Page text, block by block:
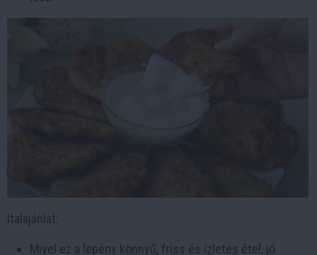
Italajánlat:
Mivel ez a lepény könnyű, friss és ízletes étel, jó